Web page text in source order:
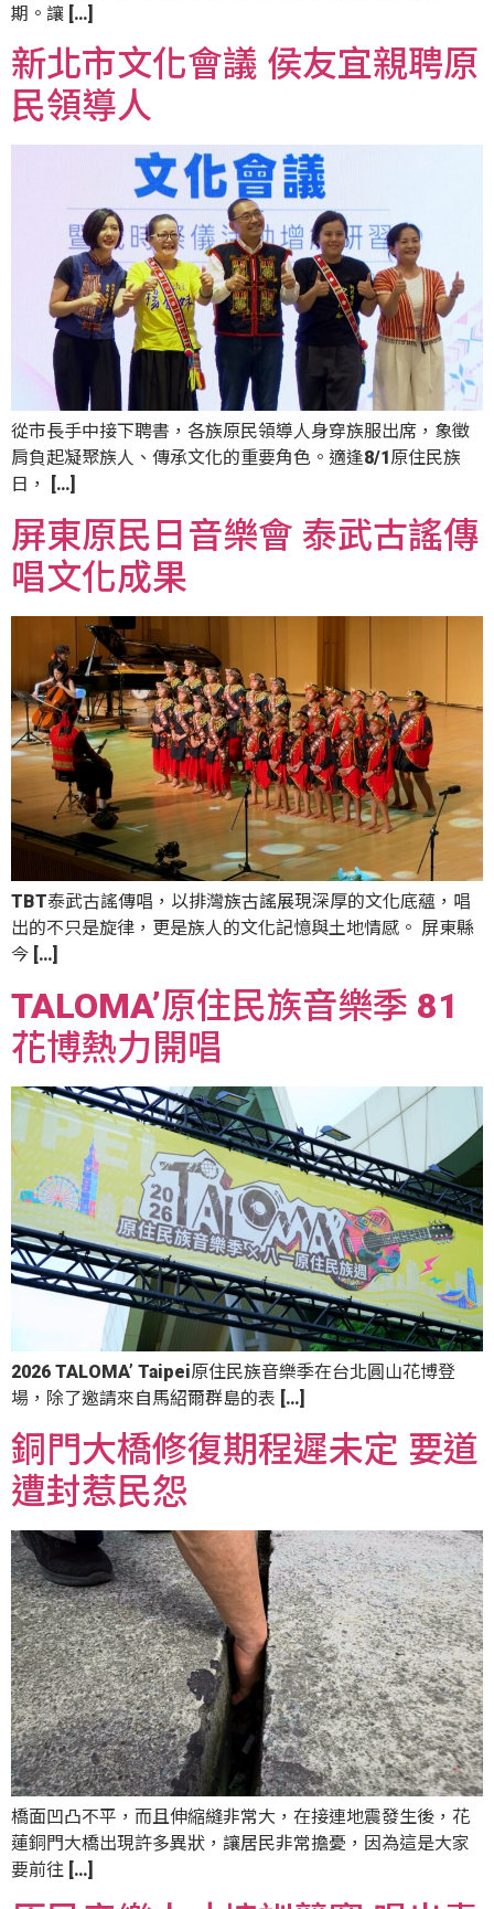
期。讓 […]
新北市文化會議 侯友宜親聘原
民領導人
從市長手中接下聘書，各族原民領導人身穿族服出席，象徵
肩負起凝聚族人、傳承文化的重要角色。適逢8/1原住民族
日， […]
屏東原民日音樂會 泰武古謠傳
唱文化成果
TBT泰武古謠傳唱，以排灣族古謠展現深厚的文化底蘊，唱
出的不只是旋律，更是族人的文化記憶與土地情感。 屏東縣
今 […]
TALOMA’原住民族音樂季 81
花博熱力開唱
2026 TALOMA’ Taipei原住民族音樂季在台北圓山花博登
場，除了邀請來自馬紹爾群島的表 […]
銅門大橋修復期程遲未定 要道
遭封惹民怨
橋面凹凸不平，而且伸縮縫非常大，在接連地震發生後，花
蓮銅門大橋出現許多異狀，讓居民非常擔憂，因為這是大家
要前往 […]